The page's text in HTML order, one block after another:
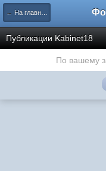
← На главную
Публикации Kabinet18
По вашему